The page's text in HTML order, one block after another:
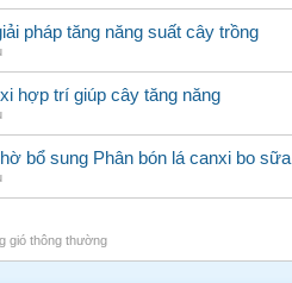
pháp tăng năng suất cây trồng
hợp trí giúp cây tăng năng
bổ sung Phân bón lá canxi bo sữa
gió thông thường